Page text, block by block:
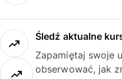
Śledź aktualne
Zapamiętaj swoje
obserwować, jak